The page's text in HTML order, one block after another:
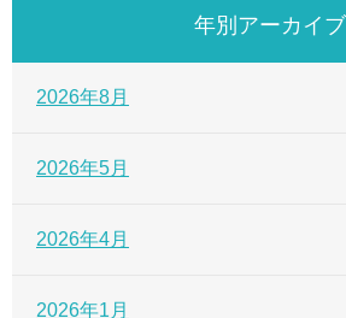
年別アーカイブ
2026年8月
2026年5月
2026年4月
2026年1月